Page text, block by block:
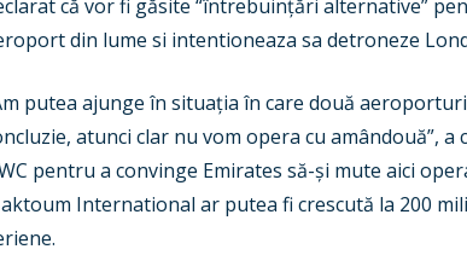
că vor fi găsite “întrebuințări alternative”
din lume si intentioneaza sa detroneze
putea ajunge în situația în care două
atunci clar nu vom opera cu amândouă”,
pentru a convinge Emirates să-și mute aici
International ar putea fi crescută la 200